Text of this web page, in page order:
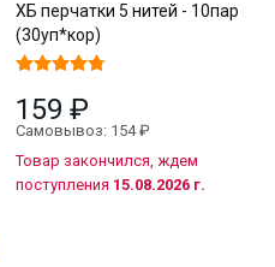
ХБ перчатки 5 нитей - 10пар
(30уп*кор)
159 ₽
Самовывоз: 154 ₽
Товар закончился, ждем
поступления 15.08.2026 г.